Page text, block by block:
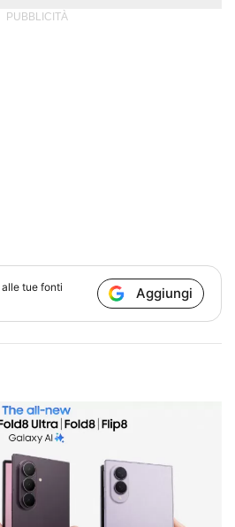
alle tue fonti
Aggiungi